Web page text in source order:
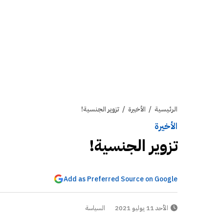
الرئيسية / الأخيرة / تزوير الجنسية!
الأخيرة
تزوير الجنسية!
Add as Preferred Source on Google
الأحد 11 يوليو 2021 السياسة